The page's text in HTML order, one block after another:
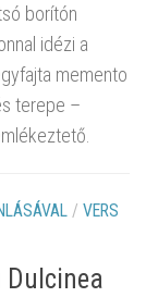
borítón
idézi a
memento
terepe –
/ VERS
Dulcinea